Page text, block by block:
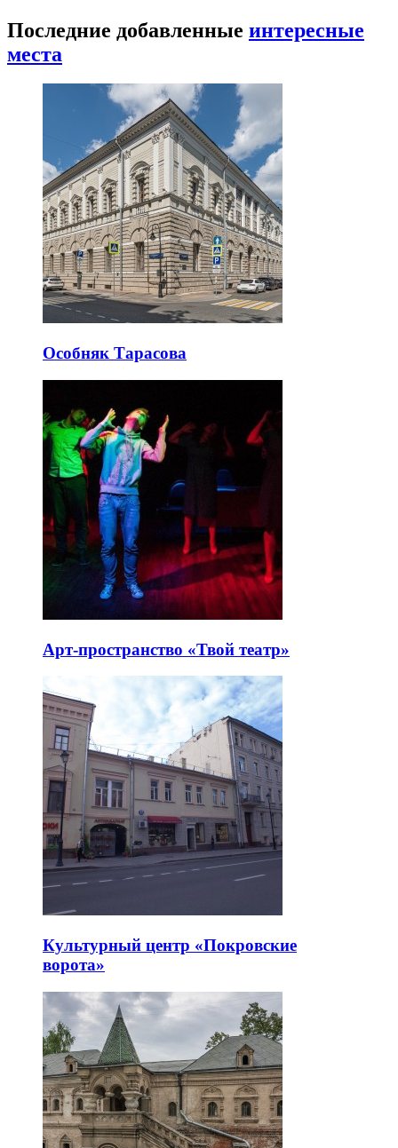
Последние добавленные интересные
места
Особняк Тарасова
Арт-пространство «Твой театр»
Культурный центр «Покровские
ворота»